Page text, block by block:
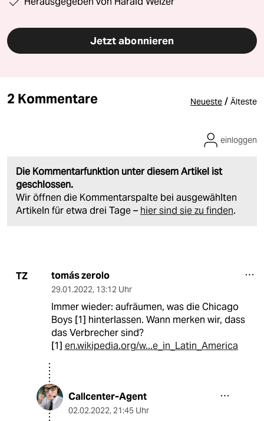
Jetzt abonnieren
2 Kommentare Neueste / Älteste
Die Kommentarfunktion unter diesem Artikel ist
geschlossen.
Wir öffnen die Kommentarspalte bei ausgewählten
Artikeln für etwa drei Tage – hier sind sie zu finden.
einloggen
TZ tomás zerolo
29.01.2022, 13:12 Uhr
Immer wieder: aufräumen, was die Chicago
Boys [1] hinterlassen. Wann merken wir, dass
das Verbrecher sind?
[1] en.wikipedia.org/w...e_in_Latin_America
Callcenter-Agent
02.02.2022, 21:45 Uhr